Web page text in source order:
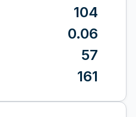
104
0.06
57
161